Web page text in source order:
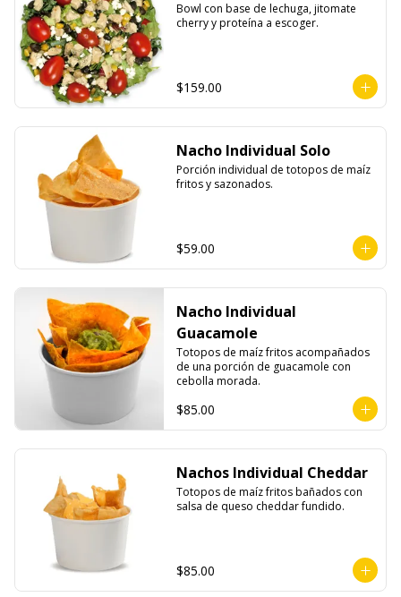
Bowl con base de lechuga, jitomate
cherry y proteína a escoger.
$159.00
Nacho Individual Solo
Porción individual de totopos de maíz
fritos y sazonados.
$59.00
Nacho Individual
Guacamole
Totopos de maíz fritos acompañados
de una porción de guacamole con
cebolla morada.
$85.00
Nachos Individual Cheddar
Totopos de maíz fritos bañados con
salsa de queso cheddar fundido.
$85.00